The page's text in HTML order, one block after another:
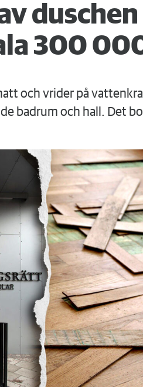
duschen
300
och vrider på
badrum och hall. Det